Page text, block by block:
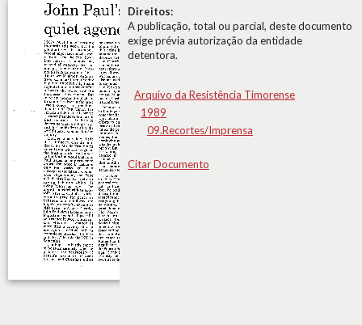
Direitos:
A publicação, total ou parcial, deste documento
exige prévia autorização da entidade
detentora.
Arquivo da Resistência Timorense
1989
09.Recortes/Imprensa
Citar Documento